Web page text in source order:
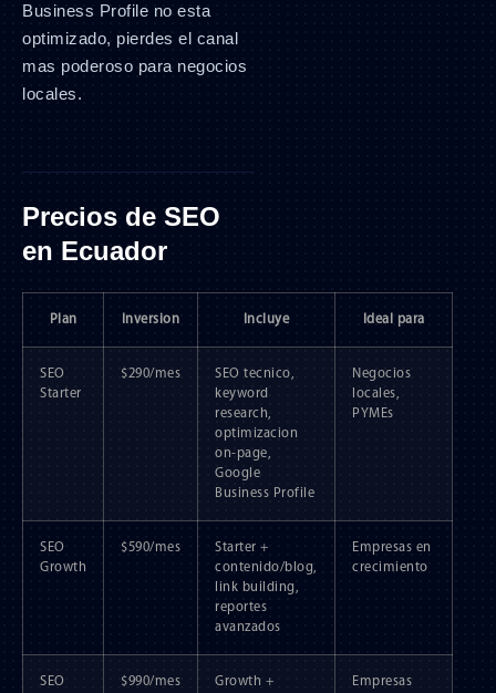
Business Profile no esta
optimizado, pierdes el canal
mas poderoso para negocios
locales.
Precios de SEO
en Ecuador
Plan Inversion Incluye Ideal para
SEO
Starter
$290/mes
SEO tecnico,
keyword
research,
optimizacion
on-page,
Google
Business Profile
Negocios
locales,
PYMEs
SEO
Growth
$590/mes
Starter +
contenido/blog,
link building,
reportes
avanzados
Empresas en
crecimiento
SEO
$990/mes
Growth +
Empresas